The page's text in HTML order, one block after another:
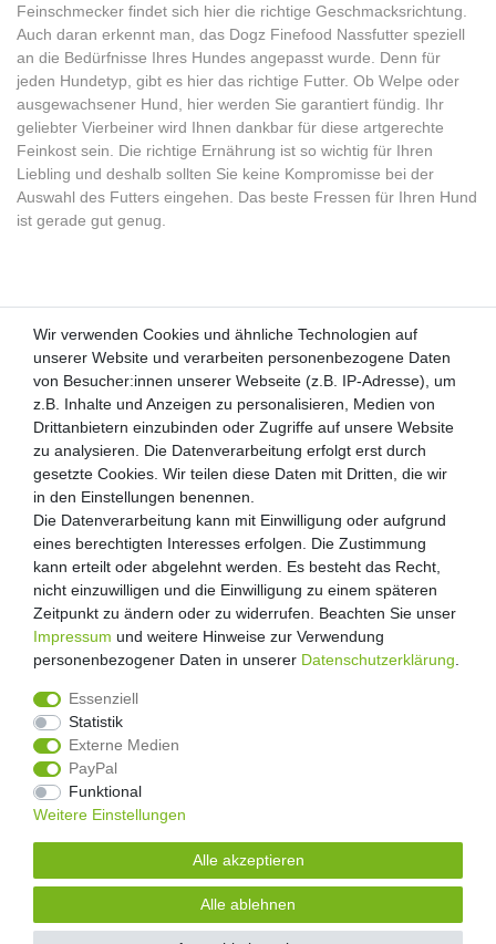
Feinschmecker findet sich hier die richtige Geschmacksrichtung.
Auch daran erkennt man, das Dogz Finefood Nassfutter speziell
an die Bedürfnisse Ihres Hundes angepasst wurde. Denn für
jeden Hundetyp, gibt es hier das richtige Futter. Ob Welpe oder
ausgewachsener Hund, hier werden Sie garantiert fündig. Ihr
geliebter Vierbeiner wird Ihnen dankbar für diese artgerechte
Feinkost sein. Die richtige Ernährung ist so wichtig für Ihren
Liebling und deshalb sollten Sie keine Kompromisse bei der
Auswahl des Futters eingehen. Das beste Fressen für Ihren Hund
ist gerade gut genug.
Kunden-Anfragen: info@zooheld.de
Über uns
Zahlung und Versand
Retouren
Zooheld Blog
Widerrufsrecht
Vertrag widerrufen
Geschäftsbedingungen
Impressum
Unsere Artikel sind gelistet auf:
© Copyright 2026 | Alle Rechte vorbehalten.
Alle Preise inklusive gesetzlicher Mehrwertsteuer und zuzüglich
| * Pflichtfeld
Wir verwenden Cookies und ähnliche Technologien auf
unserer Website und verarbeiten personenbezogene Daten
von Besucher:innen unserer Webseite (z.B. IP-Adresse), um
z.B. Inhalte und Anzeigen zu personalisieren, Medien von
Drittanbietern einzubinden oder Zugriffe auf unsere Website
zu analysieren. Die Datenverarbeitung erfolgt erst durch
gesetzte Cookies. Wir teilen diese Daten mit Dritten, die wir
in den Einstellungen benennen.
Die Datenverarbeitung kann mit Einwilligung oder aufgrund
eines berechtigten Interesses erfolgen. Die Zustimmung
kann erteilt oder abgelehnt werden. Es besteht das Recht,
nicht einzuwilligen und die Einwilligung zu einem späteren
Zeitpunkt zu ändern oder zu widerrufen. Beachten Sie unser
Impressum und weitere Hinweise zur Verwendung
personenbezogener Daten in unserer Daten­schutz­erklärung
Essenziell
Statistik
Externe Medien
PayPal
Funktional
Weitere Einstellungen
Alle akzeptieren
Alle ablehnen
Wir verwenden Cookies und ähnliche Technologien auf
unserer Website und verarbeiten personenbezogene Daten
von Besucher:innen unserer Webseite (z.B. IP-Adresse), um
z.B. Inhalte und Anzeigen zu personalisieren, Medien von
Drittanbietern einzubinden oder Zugriffe auf unsere Website
zu analysieren. Die Datenverarbeitung erfolgt erst durch
gesetzte Cookies. Wir teilen diese Daten mit Dritten, die wir
in den Einstellungen benennen.
Die Datenverarbeitung kann mit Einwilligung oder aufgrund
eines berechtigten Interesses erfolgen. Die Zustimmung
kann erteilt oder abgelehnt werden. Es besteht das Recht,
nicht einzuwilligen und die Einwilligung zu einem späteren
Zeitpunkt zu ändern oder zu widerrufen. Beachten Sie unser
Impressum und weitere Hinweise zur Verwendung
personenbezogener Daten in unserer Daten­schutz­erklärung
Essenziell
Statistik
Externe Medien
PayPal
Funktional
Weitere Einstellungen
Alle akzeptieren
Alle ablehnen